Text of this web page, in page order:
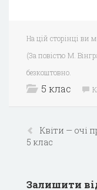
На цій сторінці ви
(За повістю М.
безкоштовно.
5 клас
Квіти — очі
5 клас
Залишити